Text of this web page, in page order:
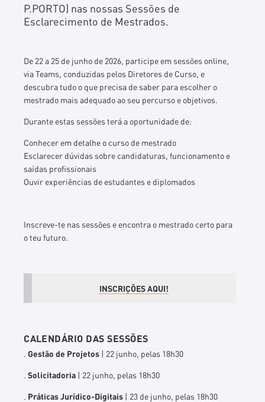
P.PORTO) nas nossas Sessões de
Esclarecimento de Mestrados.
De 22 a 25 de junho de 2026, participe em sessões online,
via Teams, conduzidas pelos Diretores de Curso, e
descubra tudo o que precisa de saber para escolher o
mestrado mais adequado ao seu percurso e objetivos.
Durante estas sessões terá a oportunidade de:
Conhecer em detalhe o curso de mestrado
Esclarecer dúvidas sobre candidaturas, funcionamento e
saídas profissionais
Ouvir experiências de estudantes e diplomados
Inscreve-te nas sessões e encontra o mestrado certo para
o teu futuro.
INSCRIÇÕES AQUI!
CALENDÁRIO DAS SESSÕES
.Gestão de Projetos | 22 junho, pelas 18h30
.Solicitadoria | 22 junho, pelas 18h30
. Práticas Jurídico-Digitais | 23 de junho, pelas 18h30